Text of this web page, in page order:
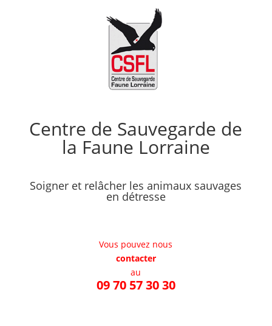
Centre de Sauvegarde de
la Faune Lorraine
Soigner et relâcher les animaux sauvages
en détresse
Vous pouvez nous
contacter
au
09 70 57 30 30